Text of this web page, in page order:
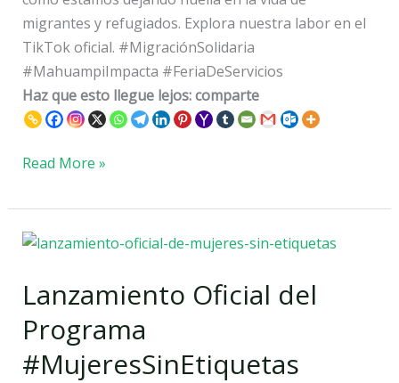
migrantes y refugiados. Explora nuestra labor en el
TikTok oficial. #MigraciónSolidaria
#MahuampiImpacta #FeriaDeServicios
Haz que esto llegue lejos: comparte
Read More »
Lanzamiento Oficial del
Programa
#MujeresSinEtiquetas
Lanzamiento
del
#MujeresSinEtiquetas